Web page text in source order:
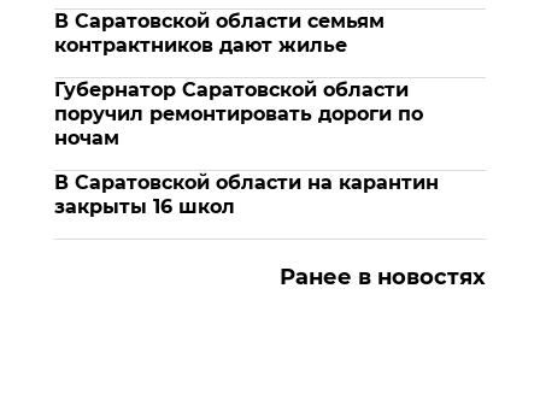
В Саратовской области семьям
контрактников дают жилье
Губернатор Саратовской области
поручил ремонтировать дороги по
ночам
В Саратовской области на карантин
закрыты 16 школ
Ранее в новостях